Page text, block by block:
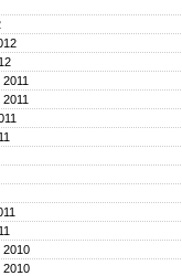
2010
2010